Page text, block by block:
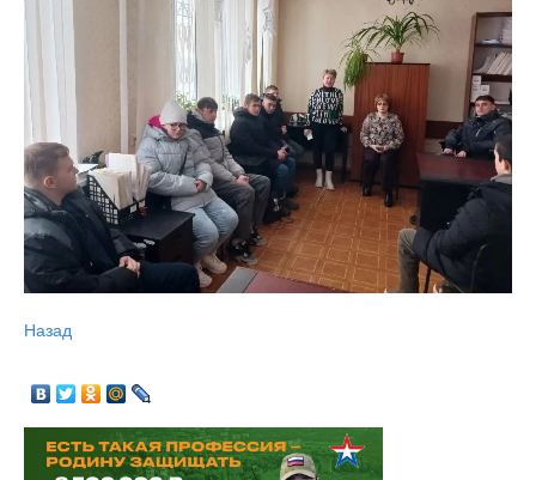
Назад